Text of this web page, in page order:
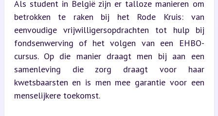
Als student in België zijn er talloze manieren om
betrokken te raken bij het Rode Kruis: van
eenvoudige vrijwilligersopdrachten tot hulp bij
fondsenwerving of het volgen van een EHBO-
cursus. Op die manier draagt men bij aan een
samenleving die zorg draagt voor haar
kwetsbaarsten en is men mee garantie voor een
menselijkere toekomst.